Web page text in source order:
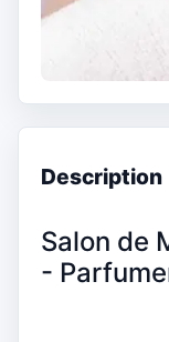
Description
Salon de
-